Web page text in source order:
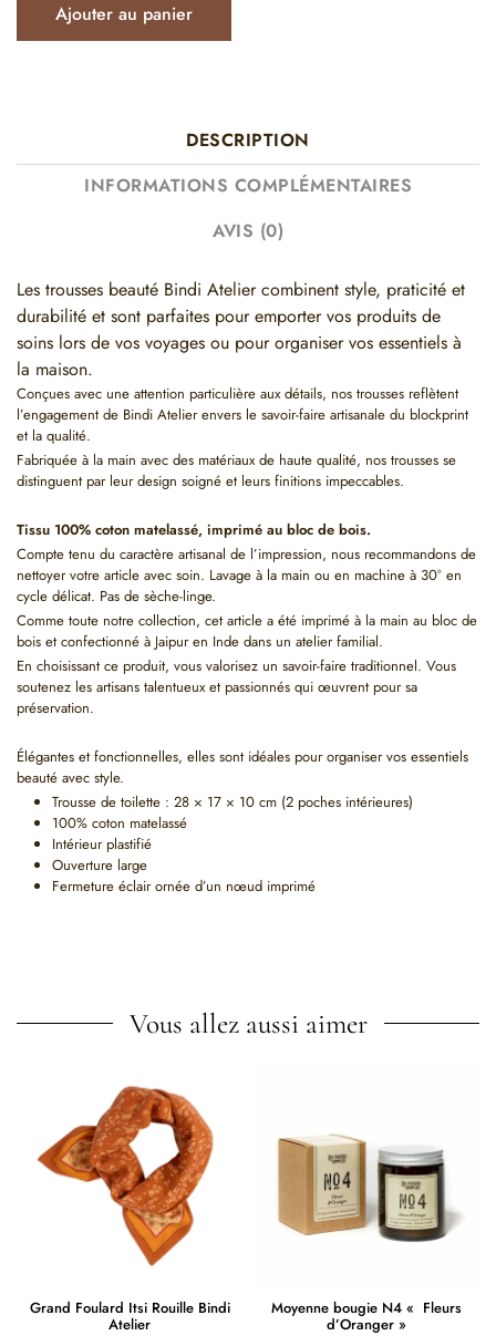
Ajouter au panier
DESCRIPTION
INFORMATIONS COMPLÉMENTAIRES
AVIS (0)
Les trousses beauté Bindi Atelier combinent style, praticité et
durabilité et sont parfaites pour emporter vos produits de
soins lors de vos voyages ou pour organiser vos essentiels à
la maison.
Conçues avec une attention particulière aux détails, nos trousses reflètent
l’engagement de Bindi Atelier envers le savoir-faire artisanale du blockprint
et la qualité.
Fabriquée à la main avec des matériaux de haute qualité, nos trousses se
distinguent par leur design soigné et leurs finitions impeccables.
Tissu 100% coton matelassé, imprimé au bloc de bois.
Compte tenu du caractère artisanal de l’impression, nous recommandons de
nettoyer votre article avec soin. Lavage à la main ou en machine à 30° en
cycle délicat. Pas de sèche-linge.
Comme toute notre collection, cet article a été imprimé à la main au bloc de
bois et confectionné à Jaipur en Inde dans un atelier familial.
En choisissant ce produit, vous valorisez un savoir-faire traditionnel. Vous
soutenez les artisans talentueux et passionnés qui œuvrent pour sa
préservation.
Élégantes et fonctionnelles, elles sont idéales pour organiser vos essentiels
beauté avec style.
Trousse de toilette : 28 × 17 × 10 cm (2 poches intérieures)
100% coton matelassé
Intérieur plastifié
Ouverture large
Fermeture éclair ornée d’un nœud imprimé
Vous allez aussi aimer
Grand Foulard Itsi Rouille Bindi
Atelier
Moyenne bougie N4 « Fleurs
d’Oranger »